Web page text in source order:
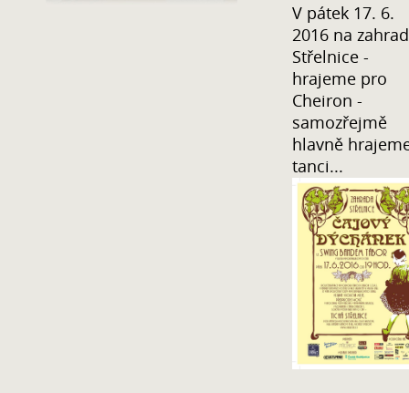
V pátek 17. 6.
2016 na
Střelnice -
hrajeme pro
Cheiron -
samozřejmě
hlavně
tanci...